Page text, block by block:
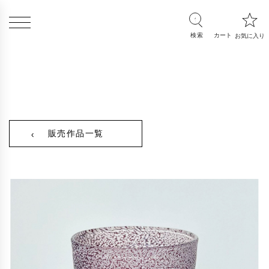
販売作品一覧